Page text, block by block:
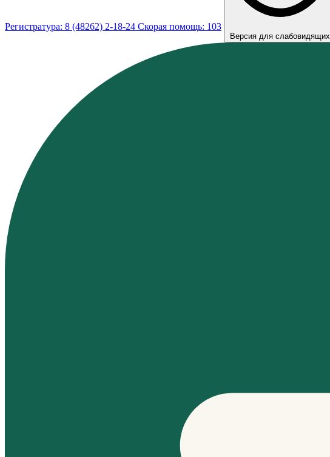
Регистратура: 8 (48262) 2-18-24 Скорая помощь: 103
Версия для слабовидящих